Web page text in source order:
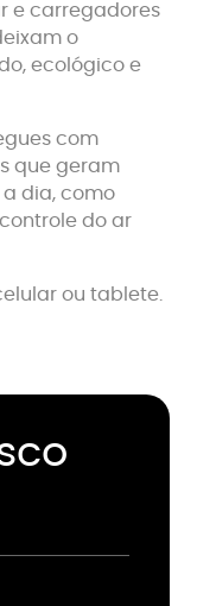
e carregadores
o
ecológico e
com
que geram
dia, como
do ar
ou tablete.